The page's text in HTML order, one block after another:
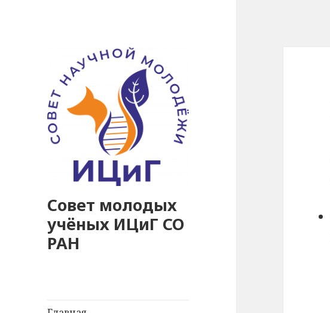
Совет молодых
учёных ИЦиГ СО
РАН